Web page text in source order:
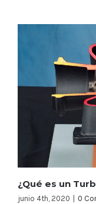
¿Qué es un
junio 4th, 2020 0